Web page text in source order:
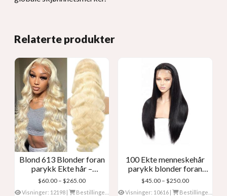
Relaterte produkter
Blond 613 Blonder foran
parykk Ekte hår –
Kroppsbølge
$60.00 – $265.00Prisklasse:
$60.00
Visninger: 12198 | Bestillinger: 0
100 Ekte menneskehår
parykk blonder foran
parykker
$45.00 – $250.00Prisklasse:
$45.00
Visninger: 10616| Bestillinger: 0